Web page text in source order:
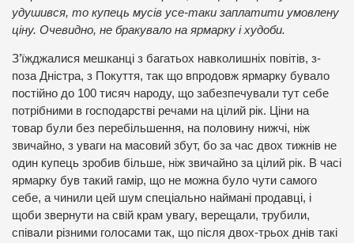
удушився, то купець мусів усе-таки заплатити умовлену
ціну. Очевидно, не бракувало на ярмарку і худоби.
З’їжджалися мешканці з багатьох навколишніх повітів, з-
поза Дністра, з Покуття, так що впродовж ярмарку бувало
постійно до 100 тисяч народу, що забезпечували тут себе
потрібними в господарстві речами на цілий рік. Ціни на
товар були без перебільшення, на половину нижчі, ніж
звичайно, з уваги на масовий збут, бо за час двох тижнів не
один купець зробив більше, ніж звичайно за цілий рік. В часі
ярмарку був такий гамір, що не можна було чути самого
себе, а чинили цей шум спеціально наймані продавці, і
щоби звернути на свій крам увагу, верещали, трубили,
співали різними голосами так, що після двох-трьох днів такі